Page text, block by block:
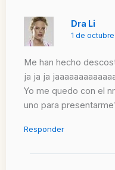
Dra Li
1 de
Me han hecho
ja ja ja
Yo me quedo con el
uno para
Responder